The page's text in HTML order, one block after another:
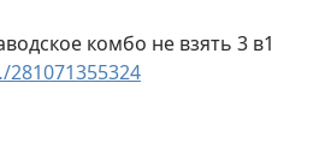
комбо не взять 3 в1